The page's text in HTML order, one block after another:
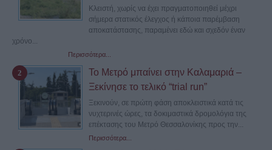
Κλειστή, χωρίς να έχει πραγματοποιηθεί μέχρι
σήμερα στατικός έλεγχος ή κάποια παρέμβαση
αποκατάστασης, παραμένει εδώ και σχεδόν έναν
χρόνο...
Περισσότερα...
Το Μετρό μπαίνει στην Καλαμαριά –
Ξεκίνησε το τελικό “trial run”
Ξεκινούν, σε πρώτη φάση αποκλειστικά κατά τις
νυχτερινές ώρες, τα δοκιμαστικά δρομολόγια της
επέκτασης του Μετρό Θεσσαλονίκης προς την...
Περισσότερα...